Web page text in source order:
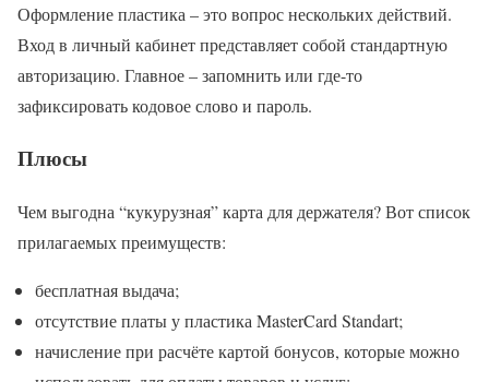
Оформление пластика – это вопрос нескольких действий.
Вход в личный кабинет представляет собой стандартную
авторизацию. Главное – запомнить или где-то
зафиксировать кодовое слово и пароль.
Плюсы
Чем выгодна “кукурузная” карта для держателя? Вот список
прилагаемых преимуществ:
бесплатная выдача;
отсутствие платы у пластика MasterCard Standart;
начисление при расчёте картой бонусов, которые можно